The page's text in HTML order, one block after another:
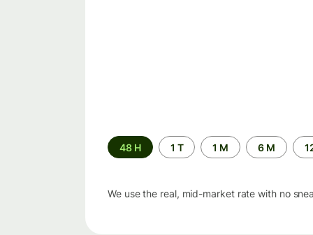
Time
period
48 H 1 T 1 M 6 M
We use the real, mid-market rate with no